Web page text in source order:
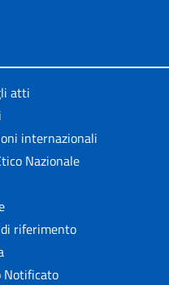
atti
internazionali
Nazionale
riferimento
Notificato